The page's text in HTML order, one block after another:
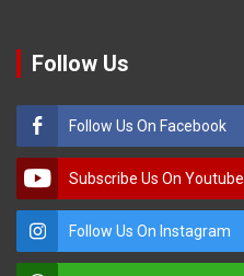
Follow Us
Follow Us On Facebook
Subscribe Us On Youtube
Follow Us On Instagram